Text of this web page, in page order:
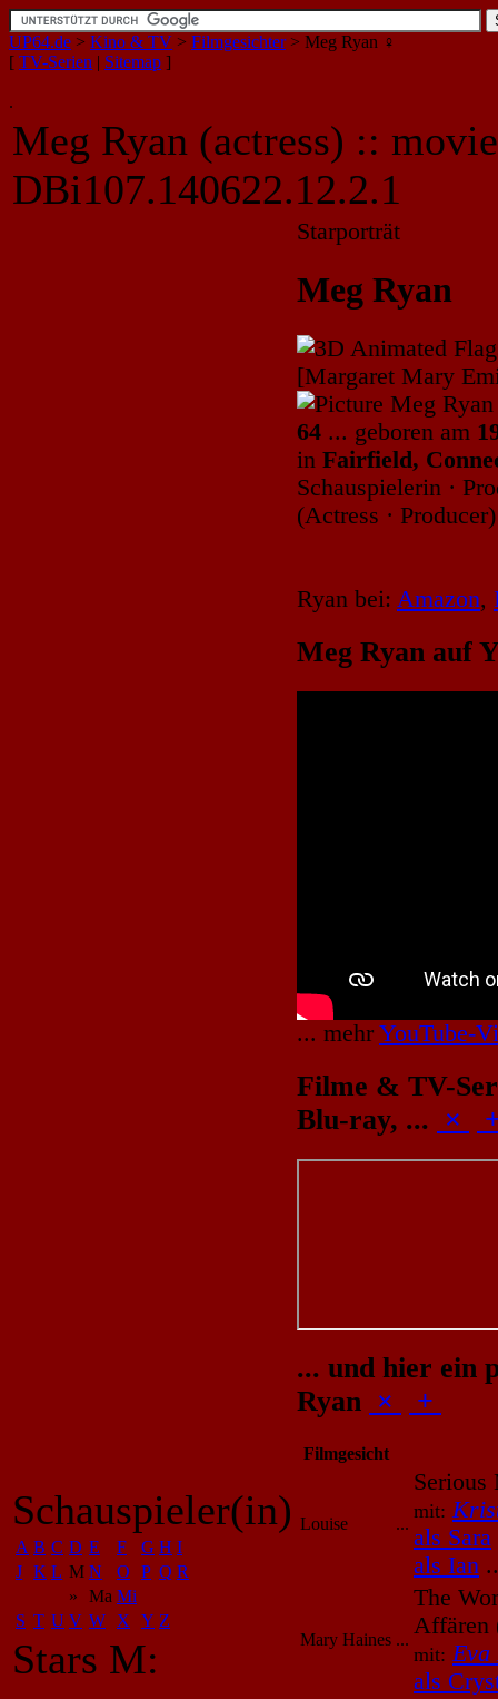
UP64.de > Kino & TV > Filmgesichter> Meg Ryan ♀
[ TV-Serien | Sitemap ]
.
Meg Ryan (actress) ::
DBi107.140622.12.2.1
Schauspieler(in)
A B C D E F G H I
J K L M N O P Q R
»
Ma Mi
S T U V W X Y Z
Stars M:
Starporträt
Meg Ryan
[Margaret Mary
64 ... geboren am
in Fairfield,
Schauspielerin ·
(Actress · Producer)
Ryan bei: Amazon,
Meg Ryan auf
... mehr YouTube-
Filme & TV-
Blu-ray, ... ×
... und hier ein
Ryan × +
Filmgesicht
Louise ...
mit:
als Sara
als Ian
Mary Haines ...
The
Affären
mit: Eva
als